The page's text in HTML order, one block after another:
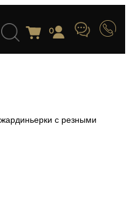
0
с резными